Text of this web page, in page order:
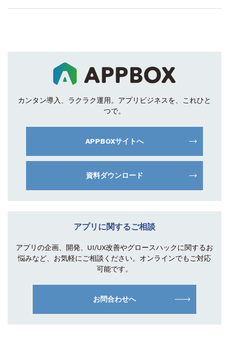
カンタン導入、ラクラク運用。 アプリビジネスを、これひと
つで。
APPBOXサイトへ
資料ダウンロード
アプリに関するご相談
アプリの企画、開発、UI/UX改善やグロースハックに関するお
悩みなど、お気軽にご相談 ください。オンラインでもご対応
可能です。
お問合わせへ